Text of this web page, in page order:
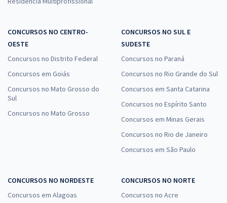
CONCURSOS NO CENTRO-
OESTE
Concursos no Distrito Federal
Concursos em Goiás
Concursos no Mato Grosso do
Sul
Concursos no Mato Grosso
CONCURSOS NO SUL E
SUDESTE
Concursos no Paraná
Concursos no Rio Grande do Sul
Concursos em Santa Catarina
Concursos no Espírito Santo
Concursos em Minas Gerais
Concursos no Rio de Janeiro
Concursos em São Paulo
CONCURSOS NO NORDESTE
Concursos em Alagoas
CONCURSOS NO NORTE
Concursos no Acre